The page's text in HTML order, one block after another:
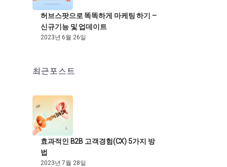
허브스팟으로 똑똑하게 마케팅 하기 –
신규기능 및 업데이트
2023년 6월 26일
최근포스트
효과적인 B2B 고객경험(CX) 5가지 방
법
2023년 7월 28일